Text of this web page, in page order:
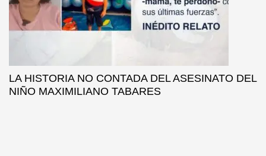
LA HISTORIA NO CONTADA DEL ASESINATO DEL
NIÑO MAXIMILIANO TABARES